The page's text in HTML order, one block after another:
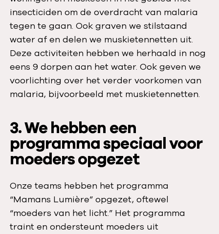
insecticiden om de overdracht van malaria
tegen te gaan. Ook graven we stilstaand
water af en delen we muskietennetten uit.
Deze activiteiten hebben we herhaald in nog
eens 9 dorpen aan het water. Ook geven we
voorlichting over het verder voorkomen van
malaria, bijvoorbeeld met muskietennetten.
3. We hebben een
programma speciaal voor
moeders opgezet
Onze teams hebben het programma
“Mamans Lumière” opgezet, oftewel
“moeders van het licht.” Het programma
traint en ondersteunt moeders uit